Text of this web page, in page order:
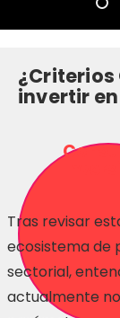
¿Criterios
invertir
Tras revisar
ecosistema de
sectorial,
actualmente